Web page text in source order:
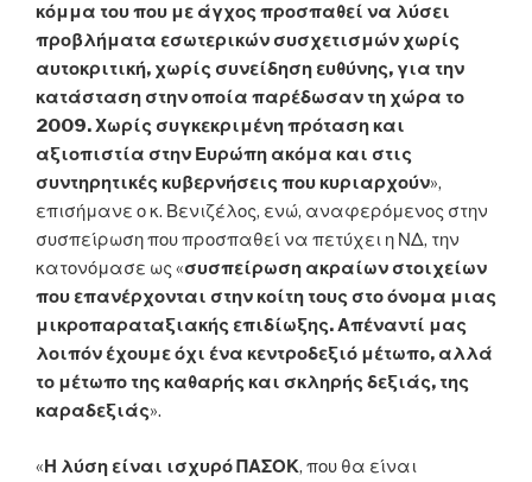
κόμμα του που με άγχος προσπαθεί να λύσει
προβλήματα εσωτερικών συσχετισμών χωρίς
αυτοκριτική, χωρίς συνείδηση ευθύνης, για την
κατάσταση στην οποία παρέδωσαν τη χώρα το
2009. Χωρίς συγκεκριμένη πρόταση και
αξιοπιστία στην Ευρώπη ακόμα και στις
συντηρητικές κυβερνήσεις που κυριαρχούν»,
επισήμανε ο κ. Βενιζέλος, ενώ, αναφερόμενος στην
συσπείρωση που προσπαθεί να πετύχει η ΝΔ, την
κατονόμασε ως «συσπείρωση ακραίων στοιχείων
που επανέρχονται στην κοίτη τους στο όνομα μιας
μικροπαραταξιακής επιδίωξης. Απέναντί μας
λοιπόν έχουμε όχι ένα κεντροδεξιό μέτωπο, αλλά
το μέτωπο της καθαρής και σκληρής δεξιάς, της
καραδεξιάς».
«Η λύση είναι ισχυρό ΠΑΣΟΚ, που θα είναι